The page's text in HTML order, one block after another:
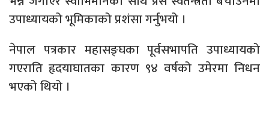
उपाध्यायको भूमिकाको प्रशंसा गर्नुभयो ।
नेपाल पत्रकार महासङ्घका पूर्वसभापति उपाध्यायको
गएराति हृदयाघातका कारण ९४ वर्षको उमेरमा निधन
भएको थियो ।